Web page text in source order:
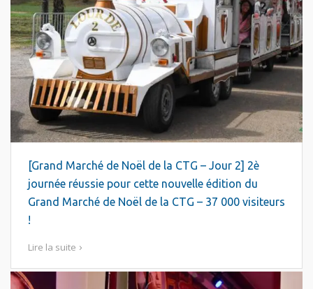
[Grand Marché de Noël de la CTG – Jour 2] 2è
journée réussie pour cette nouvelle édition du
Grand Marché de Noël de la CTG – 37 000 visiteurs
!
Lire la suite